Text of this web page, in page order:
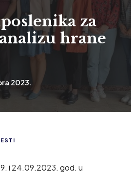
za
hrane
2023.
i 24.09.2023. god. u